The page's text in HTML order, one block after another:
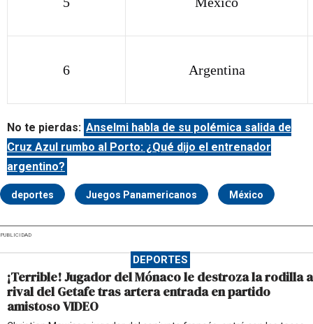
6 Argentina
No te pierdas: Anselmi habla de su polémica salida de
Cruz Azul rumbo al Porto: ¿Qué dijo el entrenador
argentino?
deportes Juegos Panamericanos México
PUBLICIDAD
DEPORTES
¡Terrible! Jugador del Mónaco le destroza la rodilla a
rival del Getafe tras artera entrada en partido
amistoso VIDEO